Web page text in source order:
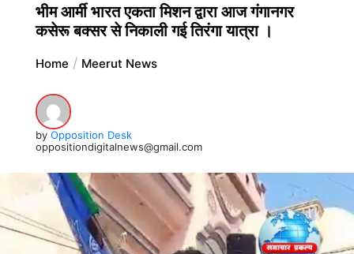
भीम आर्मी भारत एकता मिशन द्वारा आज गंगानगर
कसेरू बक्सर से निकाली गई तिरंगा यात्रा ।
Home Meerut News
by Opposition Desk
oppositiondigitalnews@gmail.com